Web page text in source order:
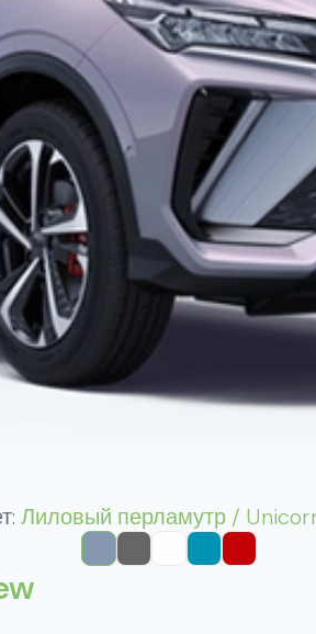
Лиловый перламутр /